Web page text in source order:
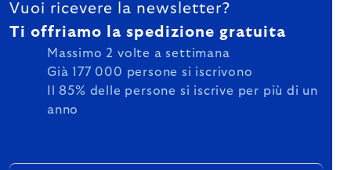
Vuoi ricevere la newsletter?
Ti offriamo la spedizione gratuita
Massimo 2 volte a settimana
Già 177 000 persone si iscrivono
Il 85% delle persone si iscrive per più di un
anno